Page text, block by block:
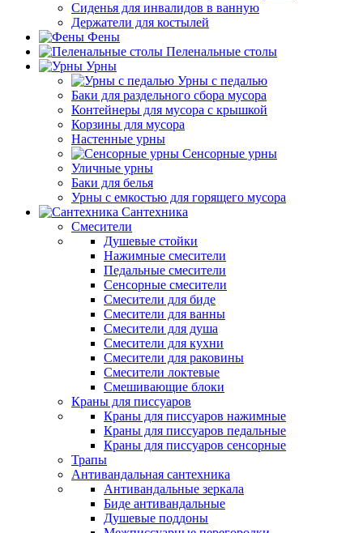
Сиденья для инвалидов в ванную
Держатели для костылей
Фены
Пеленальные столы
Урны
Урны с педалью
Баки для раздельного сбора мусора
Контейнеры для мусора с крышкой
Корзины для мусора
Настенные урны
Сенсорные урны
Уличные урны
Баки для белья
Урны с емкостью для горящего мусора
Сантехника
Смесители
Душевые стойки
Нажимные смесители
Педальные смесители
Сенсорные смесители
Смесители для биде
Смесители для ванны
Смесители для душа
Смесители для кухни
Смесители для раковины
Смесители локтевые
Смешивающие блоки
Краны для писсуаров
Краны для писсуаров нажимные
Краны для писсуаров педальные
Краны для писсуаров сенсорные
Трапы
Антивандальная сантехника
Антивандальные зеркала
Биде антивандальные
Душевые поддоны